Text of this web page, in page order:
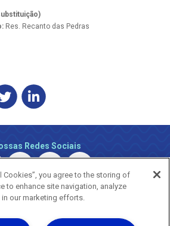
Res. Recanto das Pedras
Redes Sociais
Cookies”, you agree to the storing of
to enhance site navigation, analyze
our marketing efforts.